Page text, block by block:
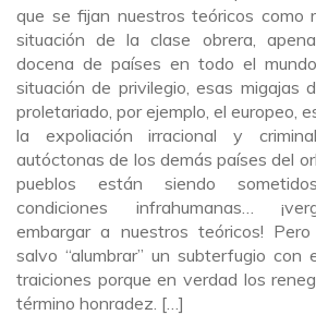
que se fijan nuestros teóricos como
situación de la clase obrera,
docena de países en todo el
situación de privilegio, esas migajas
proletariado, por ejemplo, el europeo,
la expoliación irracional y
autóctonas de los demás países del
pueblos están siendo
condiciones infrahumanas…
embargar a nuestros teóricos!
salvo “alumbrar” un subterfugio con
traiciones porque en verdad los
término honradez. […]